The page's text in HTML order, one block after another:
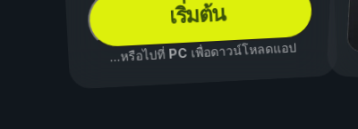
เริ่มต้น
...หรือไปที่ PCเพื่อดาวน์โหลดแอป